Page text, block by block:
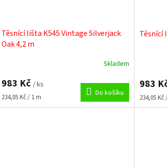
Těsnící lišta K545 Vintage Silverjack
Oak 4,2 m
Skladem
983 Kč / ks
Měrná
cena:
234,05 Kč / 1 m Do košíku
Těsnící
983
Měrná
cena:
234,05 Kč